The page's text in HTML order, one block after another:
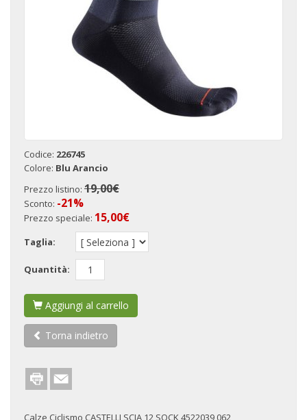
Codice: 226745
Colore: Blu Arancio
Prezzo listino: 19,00€
Sconto: -21%
Prezzo speciale: 15,00€
Taglia:
Quantità:
Aggiungi al carrello
Torna indietro
Calze Ciclismo CASTELLI SCIA 12 SOCK 4522039 062